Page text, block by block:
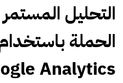
التحليل المستمر
الحملة